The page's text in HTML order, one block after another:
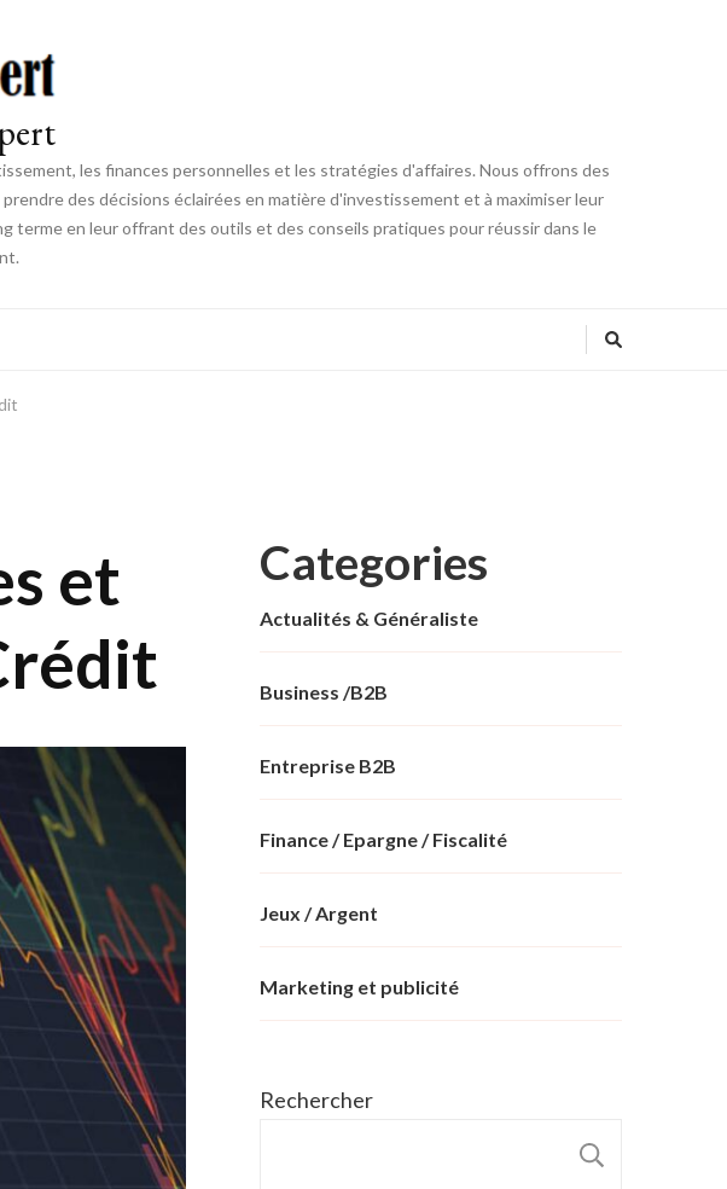
les finances personnelles et les stratégies d'affaires. Nous offrons des
des décisions éclairées en matière d'investissement et à maximiser leur
en leur offrant des outils et des conseils pratiques pour réussir dans le
et
Categories
Actualités & Généraliste
Business /B2B
Entreprise B2B
Finance / Epargne / Fiscalité
Jeux / Argent
Marketing et publicité
Rechercher